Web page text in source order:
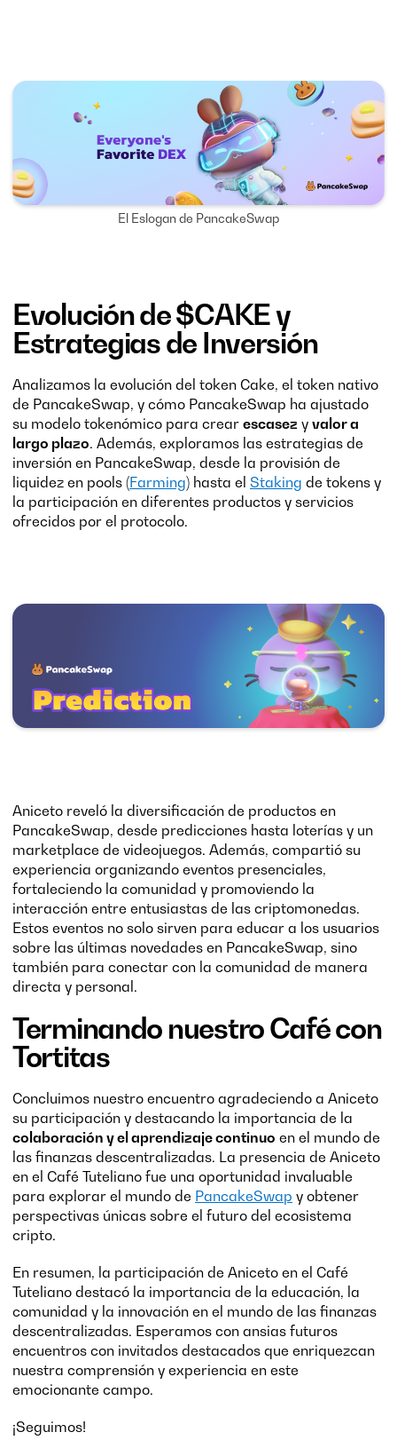
El Eslogan de PancakeSwap
Evolución de $CAKE y
Estrategias de Inversión
Analizamos la evolución del token Cake, el token nativo
de PancakeSwap, y cómo PancakeSwap ha ajustado
su modelo tokenómico para crear escasez y valor a
largo plazo. Además, exploramos las estrategias de
inversión en PancakeSwap, desde la provisión de
liquidez en pools (Farming) hasta el Staking de tokens y
la participación en diferentes productos y servicios
ofrecidos por el protocolo.
Aniceto reveló la diversificación de productos en
PancakeSwap, desde predicciones hasta loterías y un
marketplace de videojuegos. Además, compartió su
experiencia organizando eventos presenciales,
fortaleciendo la comunidad y promoviendo la
interacción entre entusiastas de las criptomonedas.
Estos eventos no solo sirven para educar a los usuarios
sobre las últimas novedades en PancakeSwap, sino
también para conectar con la comunidad de manera
directa y personal.
Terminando nuestro Café con
Tortitas
Concluimos nuestro encuentro agradeciendo a Aniceto
su participación y destacando la importancia de la
colaboración y el aprendizaje continuo en el mundo de
las finanzas descentralizadas. La presencia de Aniceto
en el Café Tuteliano fue una oportunidad invaluable
para explorar el mundo de PancakeSwap y obtener
perspectivas únicas sobre el futuro del ecosistema
cripto.
En resumen, la participación de Aniceto en el Café
Tuteliano destacó la importancia de la educación, la
comunidad y la innovación en el mundo de las finanzas
descentralizadas. Esperamos con ansias futuros
encuentros con invitados destacados que enriquezcan
nuestra comprensión y experiencia en este
emocionante campo.
¡Seguimos!